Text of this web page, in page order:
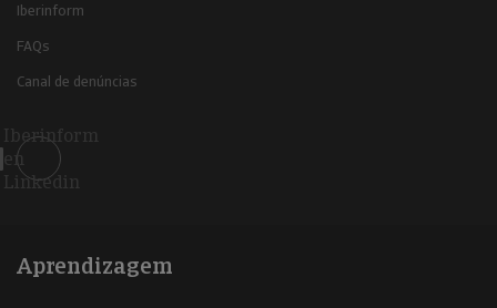
Iberinform
FAQs
Canal de denúncias
Iberinform
en
Linkedin
Aprendizagem